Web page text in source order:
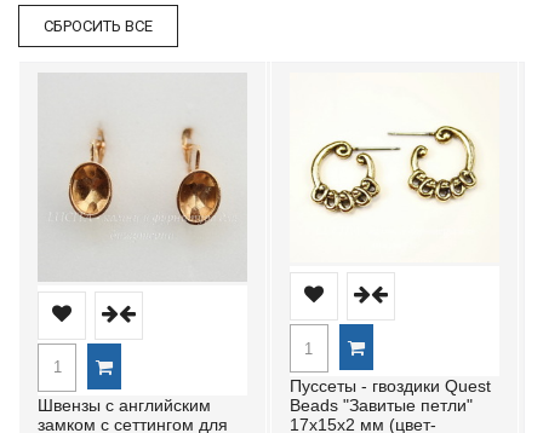
Швензы с английским
замком с сеттингом для
Пуссеты - гвоздики Quest
Beads "Завитые петли"
17х15х2 мм (цвет-